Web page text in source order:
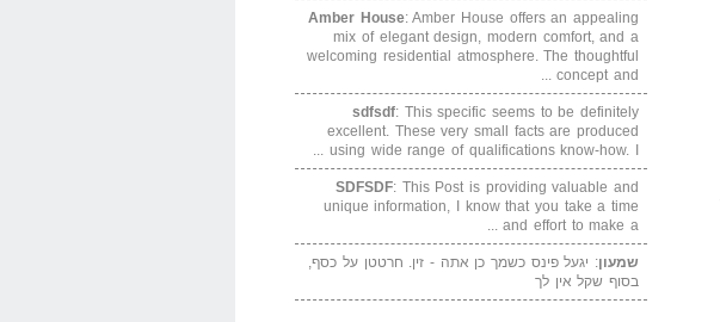
Amber House: Amber House offers an appealing
mix of elegant design, modern comfort, and a
welcoming residential atmosphere. The thoughtful
concept and ...
sdfsdf: This specific seems to be definitely
excellent. These very small facts are produced
using wide range of qualifications know-how. I ...
SDFSDF: This Post is providing valuable and
unique information, I know that you take a time
and effort to make a ...
שמעון: יגעל פינס כשמך כן אתה - זין. חרטטן על כסף,
בסוף שקל אין לך